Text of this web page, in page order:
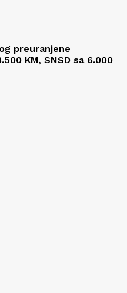
preuranjene
KM, SNSD sa 6.000